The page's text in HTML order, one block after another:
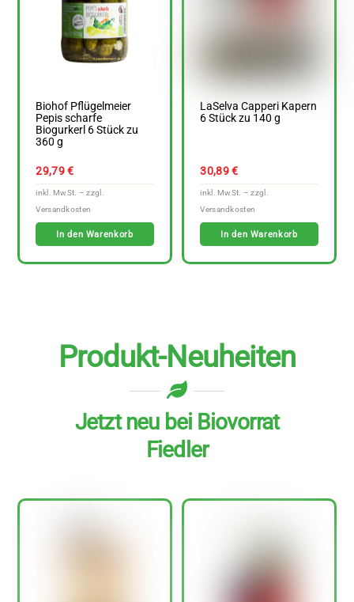
Biohof Pflügelmeier
Pepis scharfe
Biogurkerl 6 Stück zu
360 g
29,79€
In den Warenkorb
LaSelva Capperi Kapern
6 Stück zu 140 g
30,89€
In den Warenkorb
Produkt-Neuheiten
Jetzt neu bei Biovorrat
Fiedler